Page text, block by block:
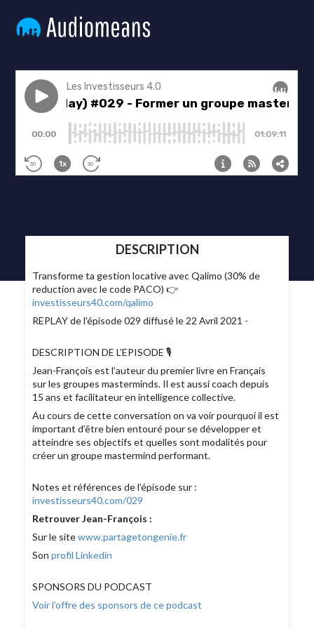
DESCRIPTION
Transforme ta gestion locative avec Qalimo (30% de
reduction avec le code PACO) 👉
investisseurs40.com/qalimo
REPLAY de l'épisode 029 diffusé le 22 Avril 2021 -
DESCRIPTION DE L’EPISODE 🎙
Jean-François est l’auteur du premier livre en Français
sur les groupes masterminds. Il est aussi coach depuis
15 ans et facilitateur en intelligence collective.
Au cours de cette conversation on va voir pourquoi il est
important d’être bien entouré pour se développer et
atteindre ses objectifs et quelles sont modalités pour
créer un groupe mastermind performant.
Notes et références de l’épisode sur :
investisseurs40.com/029
Retrouver Jean-François :
Sur le sitewww.partagetongenie.fr
Sonprofil Linkedin
SPONSORS DU PODCAST
Voir l’offre des sponsors de ce podcast